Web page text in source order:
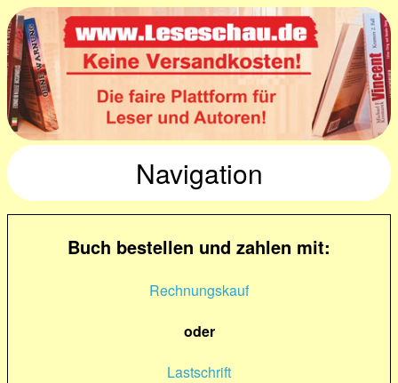
Navigation
Buch bestellen und zahlen mit:
Rechnungskauf
oder
Lastschrift